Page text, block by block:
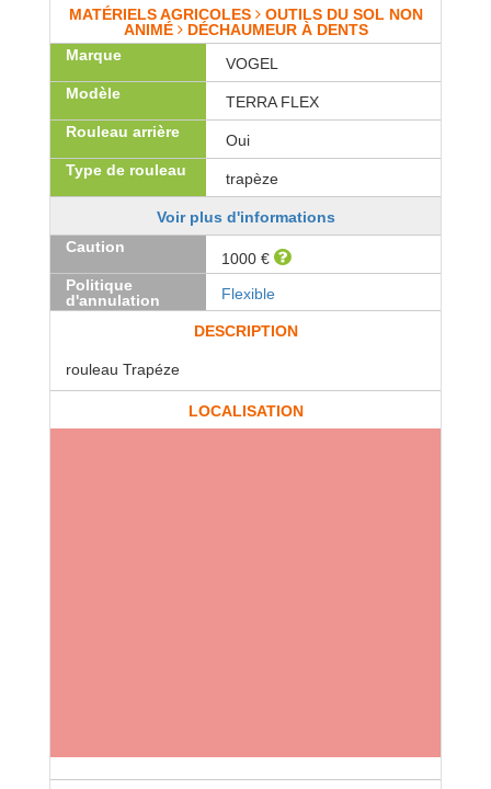
MATÉRIELS AGRICOLES OUTILS DU SOL NON
ANIMÉ DÉCHAUMEUR À DENTS
Marque
VOGEL
Modèle
TERRA FLEX
Rouleau arrière
Oui
Type de rouleau
trapèze
Voir plus d'informations
Caution
1000 €
Politique
d'annulation
Flexible
DESCRIPTION
rouleau Trapéze
LOCALISATION